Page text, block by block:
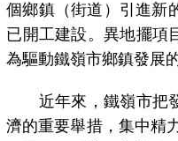
個鄉鎮（街道）引進新
已開工建設。異地擺項
為驅動鐵嶺市鄉鎮發展
近年來，鐵嶺市把發
濟的重要舉措，集中精